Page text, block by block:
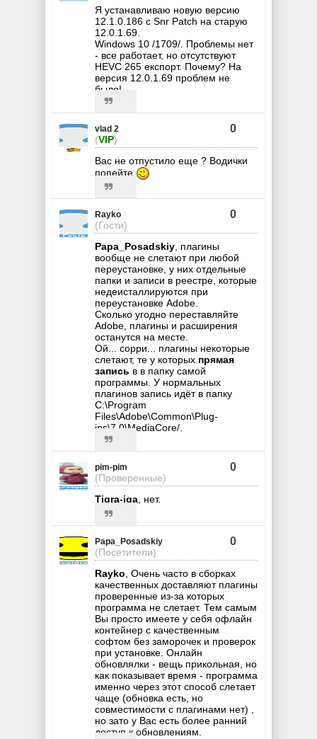
Я устанавливаю новую версию
12.1.0.186 с Snr Patch на старую
12.0.1.69.
Windows 10 /1709/. Проблемы нет
- все работает, но отсутствуют
НЕVC 265 експорт. Почему? На
версия 12.0.1.69 проблем не
было!
vlad 2
(VIP)
0
Вас не отпустило еще ? Водички
попейте
Rayko
(Гости)
0
Papa_Posadskiy, плагины
вообще не слетают при любой
переустановке, у них отдельные
папки и записи в реестре, которые
недеисталлируются при
переустановке Adobe.
Сколько угодно переставляйте
Adobe, плагины и расширения
останутся на месте.
Ой... сорри... плагины некоторые
слетают, те у которых прямая
запись в в папку самой
программы. У нормальных
плагинов запись идёт в папку
C:\Program
Files\Adobe\Common\Plug-
ins\7.0\MediaCore/.
pim-pim
(Проверенные)
0
Tigra-iga, нет.
Papa_Posadskiy
(Посетители)
0
Rayko, Очень часто в сборках
качественных доставляют плагины
проверенные из-за которых
программа не слетает. Тем самым
Вы просто имеете у себя офлайн
контейнер с качественным
софтом без заморочек и проверок
при установке. Онлайн
обновлялки - вещь прикольная, но
как показывает время - программа
именно через этот способ слетает
чаще (обновка есть, но
совместимости с плагинами нет) ,
но зато у Вас есть более ранний
доступ к обновлениям.